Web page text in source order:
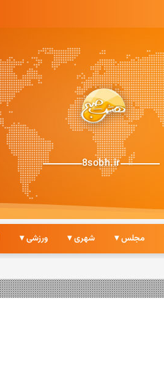
8sobh.ir
مجلس ▾ شهری ▾ ورزشی ▾